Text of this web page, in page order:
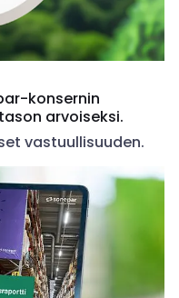
konsernin
arvoiseksi.
vastuullisuuden.